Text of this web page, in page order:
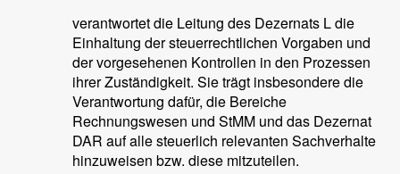
verantwortet die Leitung des Dezernats L die
Einhaltung der steuerrechtlichen Vorgaben und
der vorgesehenen Kontrollen in den Prozessen
ihrer Zuständigkeit. Sie trägt insbesondere die
Verantwortung dafür, die Bereiche
Rechnungswesen und StMM und das Dezernat
DAR auf alle steuerlich relevanten Sachverhalte
hinzuweisen bzw. diese mitzuteilen.